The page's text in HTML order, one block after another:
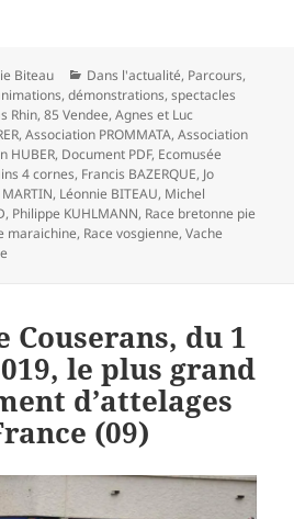
Biteau Catégories
Dans l'actualité, Parcours,
démonstrations, spectacles
Rhin,85 Vendee,Agnes et Luc
,Association PROMMATA,Association
HUBER, Document PDF, Ecomusée
4 cornes, Francis BAZERQUE, Jo
, Léonnie BITEAU, Michel
, Philippe KUHLMANN, Race bretonne pie
maraichine, Race vosgienne,Vache
du 1
le plus grand
d’attelages
(09)